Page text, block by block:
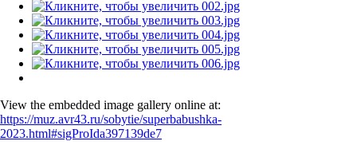
View the embedded image gallery online at:
https://muz.avr43.ru/sobytie/superbabushka-
2023.html#sigProIda397139de7